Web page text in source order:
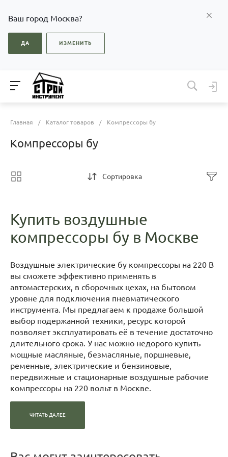
Ваш город Москва?
ДА ИЗМЕНИТЬ
Главная / Каталог товаров / Компрессоры бу
Компрессоры бу
Сортировка
Купить воздушные
компрессоры бу в Москве
Воздушные электрические бу компрессоры на 220 В
вы сможете эффективно применять в
автомастерских, в сборочных цехах, на бытовом
уровне для подключения пневматического
инструмента. Мы предлагаем к продаже большой
выбор подержанной техники, ресурс которой
позволяет эксплуатировать её в течение достаточно
длительного срока. У нас можно недорого купить
мощные масляные, безмасляные, поршневые,
ременные, электрические и бензиновые,
передвижные и стационарные воздушные рабочие
компрессоры на 220 вольт в Москве.
Более 14 лет мы занимаемся продажей новых и б у
воздушных компрессоров и другого оборудования,
сэкономить на строительстве и снизить затраты
ЧИТАТЬ ДАЛЕЕ